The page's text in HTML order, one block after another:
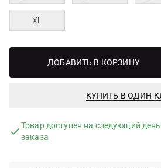
XL
ДОБАВИТЬ В КОРЗИНУ
КУПИТЬ В ОДИН
Товар доступен на следующий
заказа